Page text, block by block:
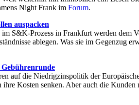
Night Frank im Forum.
auspacken
S&K-Prozess in Frankfurt werden dem
ablegen. Was sie im Gegenzug
Gebührenrunde
auf die Niedrigzinspolitik der
Kosten senken. Aber auch die Kunden